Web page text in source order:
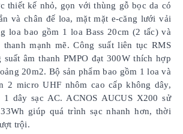
thiết kế nhỏ, gọn với thùng gỗ bọc da có
và chân đế loa, mặt mặt e-căng lưới vải
loa bao gồm 1 loa Bass 20cm (2 tấc) và
thanh mạnh mẽ. Công suất liên tục RMS
suất âm thanh PMPO đạt 300W thích hợp
20m2. Bộ sản phẩm bao gồm 1 loa và
2 micro UHF nhôm cao cấp không dây,
dây sạc AC. ACNOS AUCUS X200 sử
giúp quá trình sạc nhanh hơn, thời
trội.